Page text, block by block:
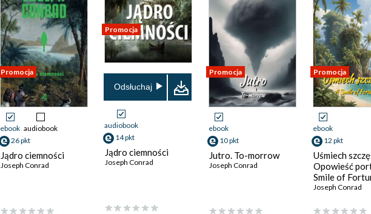
Promocja
ebook audiobook
26 pkt
Jądro ciemności
Joseph Conrad
Promocja
Odsłuchaj
audiobook
14 pkt
Jądro ciemności
Joseph Conrad
Promocja
ebook
10 pkt
Jutro. To-morrow
Joseph Conrad
Promocja
ebook
12 pkt
Uśmiech
Opowieść
Smile of
Harbour Story
Joseph Conrad